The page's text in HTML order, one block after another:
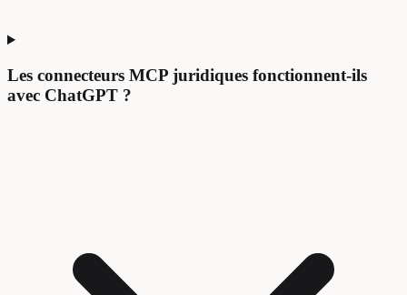
Les connecteurs MCP juridiques fonctionnent-ils
avec ChatGPT ?